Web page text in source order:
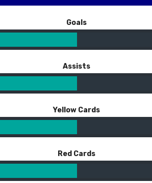
Goals
Assists
Yellow Cards
Red Cards